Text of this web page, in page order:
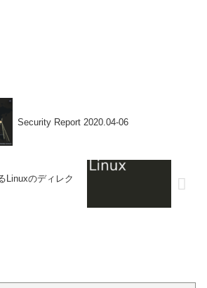
Security Report 2020.04-06
Linuxのディレク